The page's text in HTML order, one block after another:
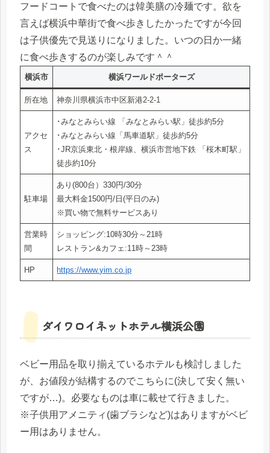
フードコートで食べたのは韓美膳の冷麺です。欲を
言えば横浜中華街で食べ歩きしたかったですが今回
は子供優先で見送りになりました。いつの日か一緒
に食べ歩きするのが楽しみです＾＾
横浜市 横浜ワールドポーターズ
所在地 神奈川県横浜市中区新港2-2-1
アクセ
ス
･みなとみらい線 「みなとみらい駅」徒歩約5分
･みなとみらい線「馬車道駅」徒歩約5分
･JR京浜東北・根岸線、横浜市営地下鉄 「桜木町駅」
徒歩約10分
駐車場
あり(800台）330円/30分
最大料金1500円/日(平日のみ)
※買い物で無料サービスあり
営業時
間
ショッピング:10時30分～21時
レストラン&カフェ:11時～23時
HP https://www.yim.co.jp
ダイワロイネットホテル横浜公園
ベビー用品を取り揃えているホテルも検討しました
が、お値段が結構するのでこちらに(決して安く無い
ですが…)。必要なものは車に載せて行きました。
※子供用アメニティ(歯ブラシなど)はありますがベビ
ー用はありません。